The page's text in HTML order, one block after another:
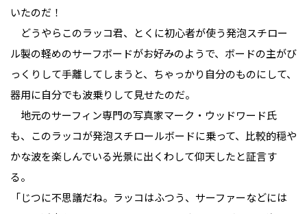
いたのだ！
どうやらこのラッコ君、とくに初心者が使う発泡スチロー
ル製の軽めのサーフボードがお好みのようで、ボードの主がび
っくりして手離してしまうと、ちゃっかり自分のものにして、
器用に自分でも波乗りして見せたのだ。
地元のサーフィン専門の写真家マーク・ウッドワード氏
も、このラッコが発泡スチロールボードに乗って、比較的穏や
かな波を楽しんでいる光景に出くわして仰天したと証言す
る。
「じつに不思議だね。ラッコはふつう、サーファーなどには